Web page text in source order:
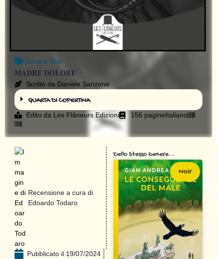
Genere Noir
MADRE DOLORE
Scritto da Daniele Sanzone
QUARTA DI COPERTINA
Edito da Les Flâneurs Edizioni 156 pagineItaliano
Recensione a cura di
Edoardo Todaro
Pubblicato il 19/07/2024
Dello Stesso Genere...
Noir